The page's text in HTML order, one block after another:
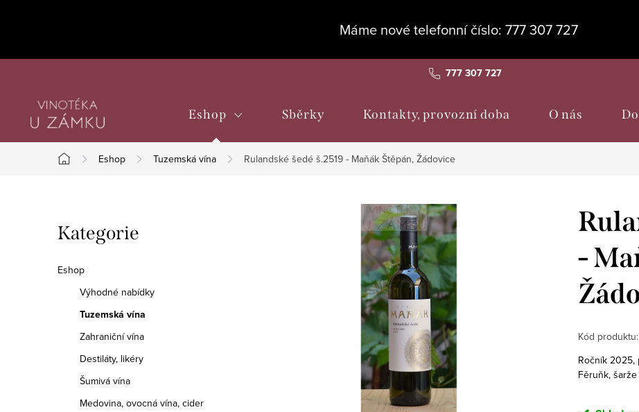
Máme nové telefonní číslo: 777 307 727
777 307 727
Eshop Sběrky Kontakty, provozní doba O nás
Domů
Eshop Tuzemská vína Rulandské šedé š.2519 - Maňák Štěpán, Žádovice
o
s
Přeskočit
kategorie
Kategorie
Eshop
Výhodné nabídky
Tuzemská vína
Zahraniční vína
Destiláty, likéry
Šumivá vína
Medovina, ovocná vína, cider
-
Kód produktu:
Ročník 2025,
Fěruňk, šarže